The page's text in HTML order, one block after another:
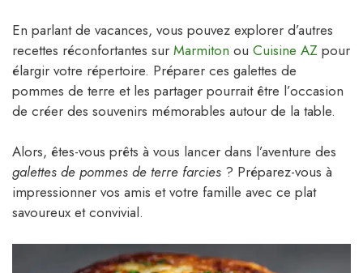
En parlant de vacances, vous pouvez explorer d’autres
recettes réconfortantes sur Marmiton ou Cuisine AZ pour
élargir votre répertoire. Préparer ces galettes de
pommes de terre et les partager pourrait être l’occasion
de créer des souvenirs mémorables autour de la table.
Alors, êtes-vous prêts à vous lancer dans l’aventure des
galettes de pommes de terre farcies ? Préparez-vous à
impressionner vos amis et votre famille avec ce plat
savoureux et convivial.